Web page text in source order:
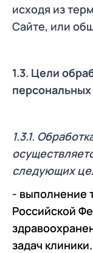
исходя из
Сайте, или
1.3. Цели
1.3.1.
следующих
- выполнение
Российской
задач клиники.